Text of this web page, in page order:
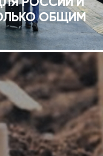
ОБЩИМ